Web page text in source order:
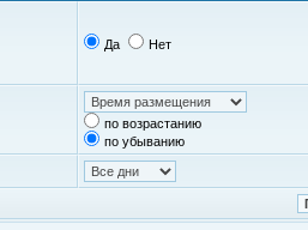
Да Нет
по возрастанию
по убыванию